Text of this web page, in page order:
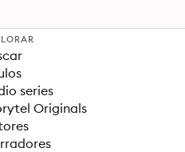
series
Originals